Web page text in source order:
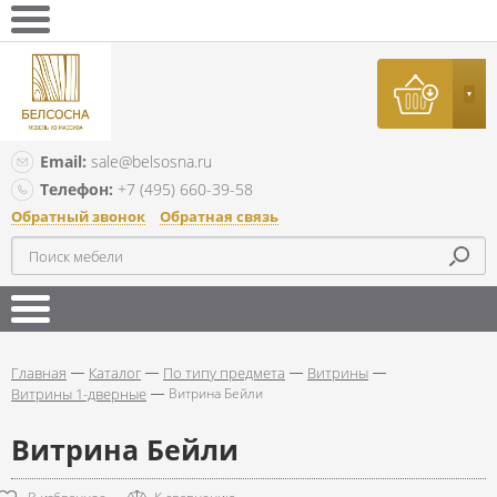
Email: sale@belsosna.ru
Телефон: +7 (495) 660-39-58
Обратный звонок Обратная связь
Главная Каталог По типу предмета
Витрины
Витрины 1-дверные
Витрина Бейли
Витрина Бейли